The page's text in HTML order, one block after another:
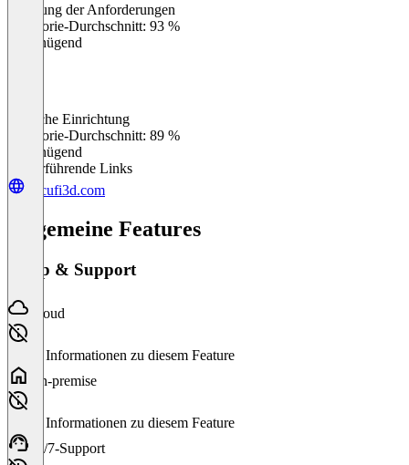
Erfüllung der Anforderungen
Kategorie-Durchschnitt: 93 %
Ungenügend
Einfache Einrichtung
Kategorie-Durchschnitt: 89 %
Ungenügend
Weiterführende Links
docufi3d.com
Allgemeine Features
Setup & Support
Cloud
Keine Informationen zu diesem Feature
On-premise
Keine Informationen zu diesem Feature
24/7-Support